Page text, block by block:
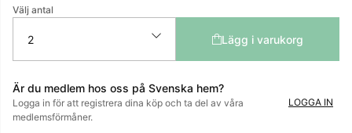
Välj antal
Lägg i varukorg
Är du medlem hos oss på Svenska hem?
Logga in för att registrera dina köp och ta del av våra
medlemsförmåner.
LOGGA IN